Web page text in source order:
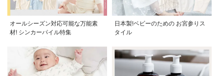
オールシーズン対応可能な万能素
材! シンカーパイル特集
日本製!ベビーのための お宮参りス
タイル